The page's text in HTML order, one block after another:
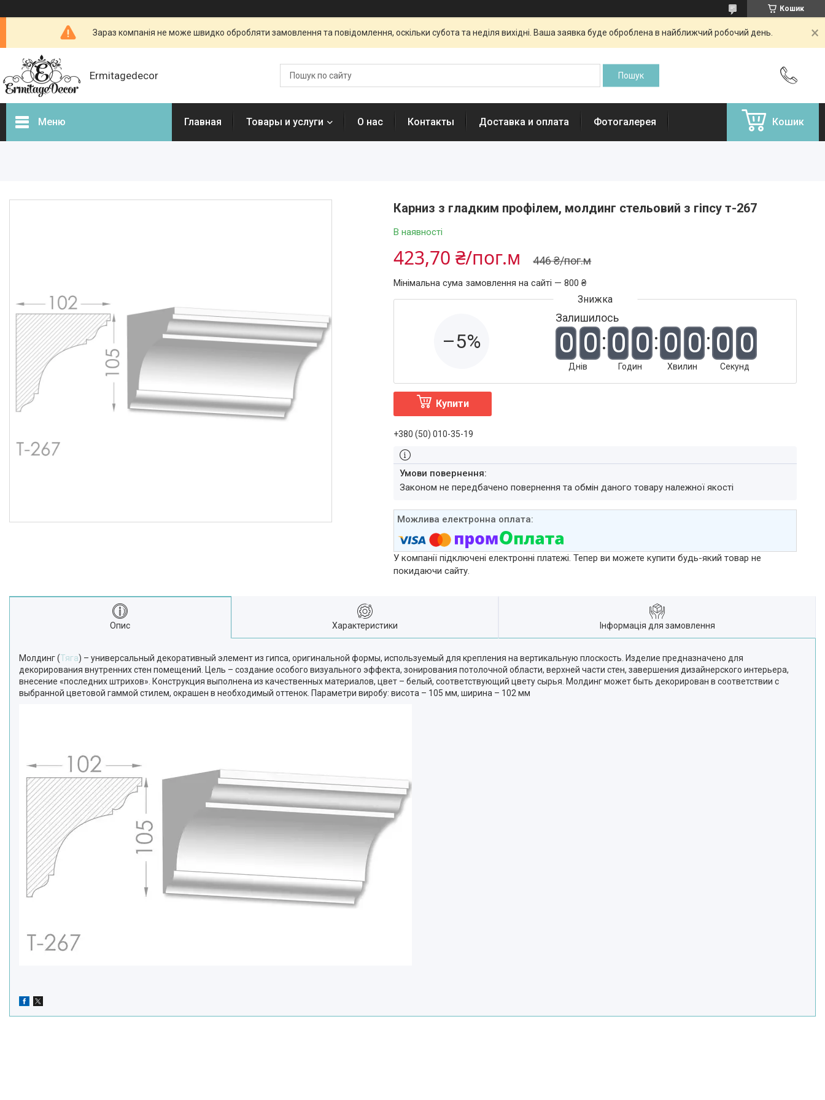
Кошик
Зараз компанія не може швидко обробляти замовлення та повідомлення, оскільки субота та неділя вихідні. Ваша заявка буде оброблена в найближчий робочий день.
Ermitagedecor
Меню
Новости
Статьи
О нас
Отзывы
Доставка и оплата
Условия возврата и обмена
Главная Товары и услуги О нас Контакты Доставка и оплата Фотогалерея Кошик
Карниз з гладким профілем, молдинг стельовий з гіпсу т-267
В наявності
446 ₴/пог.м
423,70 ₴/пог.м
Мінімальна сума замовлення на сайті — 800 ₴
–5%
Залишилось
0 0
Днів
0 0
Годин
0 0
Хвилин
0 0
Секунд
Купити
+380 (50) 010-35-19
Законом не передбачено повернення та обмін даного товару належної якості
У компанії підключені електронні платежі. Тепер ви можете купити будь-який товар не
покидаючи сайту.
Опис Характеристики Інформація для замовлення
Молдинг (Тяга) – универсальный декоративный элемент из гипса, оригинальной формы, используемый для крепления на вертикальную плоскость. Изделие предназначено для
декорирования внутренних стен помещений. Цель – создание особого визуального эффекта, зонирования потолочной области, верхней части стен, завершения дизайнерского интерьера,
внесение «последних штрихов». Конструкция выполнена из качественных материалов, цвет – белый, соответствующий цвету сырья. Молдинг может быть декорирован в соответствии с
выбранной цветовой гаммой стилем, окрашен в необходимый оттенок. Параметри виробу: висота – 105 мм, ширина – 102 мм